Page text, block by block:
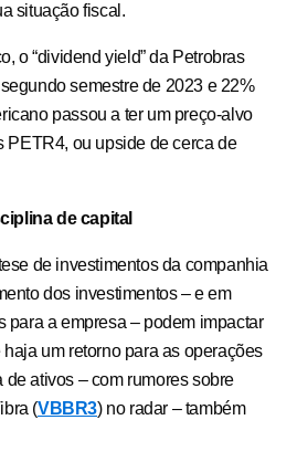
situação fiscal.
o “dividend yield” da Petrobras
semestre de 2023 e 22%
passou a ter um preço-alvo
PETR4, ou upside de cerca de
de capital
de investimentos da companhia
dos investimentos – e em
para a empresa – podem impactar
um retorno para as operações
ativos – com rumores sobre
(VBBR3) no radar – também